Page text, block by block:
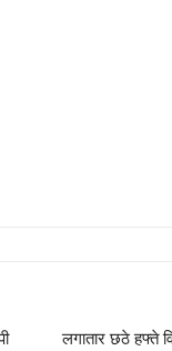
लगातार छठे हफ्ते